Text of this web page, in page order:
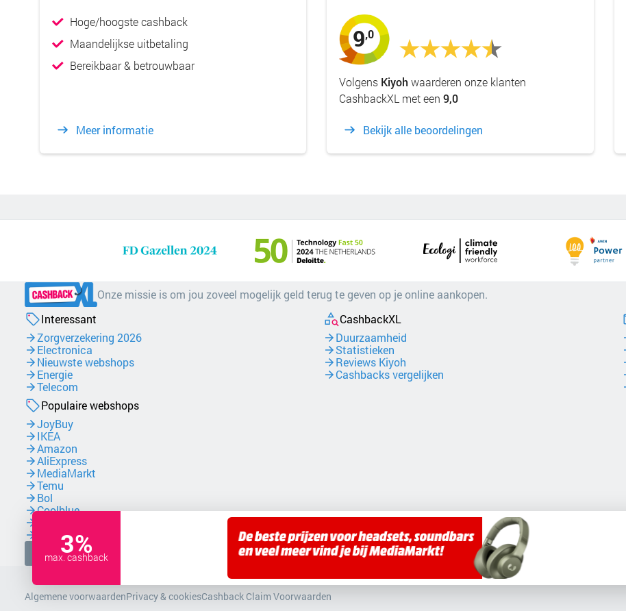
Hoge/hoogste cashback
Maandelijkse uitbetaling
Bereikbaar & betrouwbaar
Meer informatie
9,0
Volgens Kiyoh waarderen onze klanten
CashbackXL met een9,0
Bekijk alle beoordelingen
Onze missie is om jou zoveel mogelijk geld terug te geven op je online aankopen.
Interessant
Zorgverzekering 2026
Electronica
Nieuwste webshops
Energie
Telecom
CashbackXL
Duurzaamheid
Statistieken
Reviews Kiyoh
Cashbacks vergelijken
Populaire webshops
JoyBuy
IKEA
Amazon
AliExpress
MediaMarkt
Temu
Bol
Coolblue
Zalando
Facebook
Algemene voorwaardenPrivacy & cookiesCashback Claim Voorwaarden
3%
max. cashback